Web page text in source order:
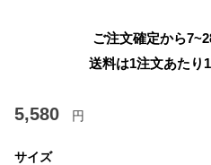
ご注文確定から
送料は1注文あたり
5,580 円
サイズ